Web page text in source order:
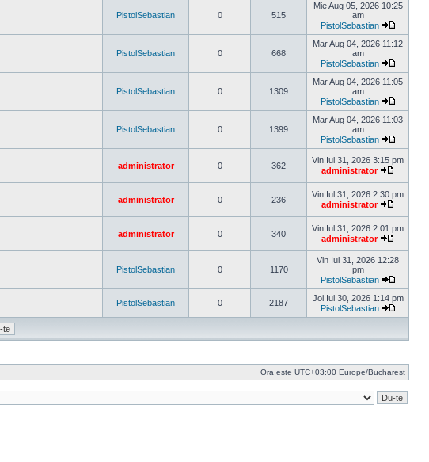
PistolSebastian 0 515
Mie Aug 05, 2026 10:25
am
PistolSebastian
Vezi
ultimul
PistolSebastian 0 668
Mar Aug 04, 2026 11:12
am
PistolSebastian
Vezi
ultimul
PistolSebastian 0 1309
Mar Aug 04, 2026 11:05
am
PistolSebastian
Vezi
ultimul
PistolSebastian 0 1399
Mar Aug 04, 2026 11:03
am
PistolSebastian
Vezi
ultimul
mesaj
administrator 0 362
Vin Iul 31, 2026 3:15 pm
administrator
mesaj
administrator 0 236
Vin Iul 31, 2026 2:30 pm
administrator
mesaj
administrator 0 340
Vin Iul 31, 2026 2:01 pm
administrator
ultimul
mesaj
PistolSebastian 0 1170
Vin Iul 31, 2026 12:28
pm
PistolSebastian
Vezi
ultimul
PistolSebastian 0 2187
Joi Iul 30, 2026 1:14 pm
PistolSebastian
Vezi
Ora este UTC+03:00 Europe/Bucharest